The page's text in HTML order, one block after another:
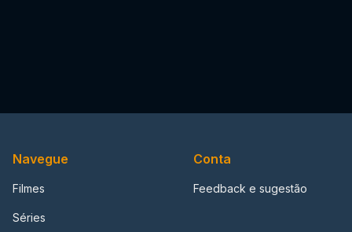
Navegue
Filmes
Séries
Conta
Feedback e sugestão